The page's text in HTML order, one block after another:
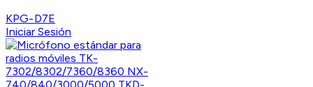
KPG-D7E
Iniciar Sesión